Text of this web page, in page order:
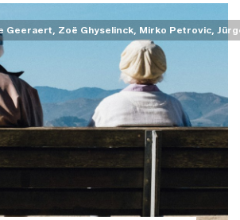
Geeraert, Zoë Ghyselinck, Mirko Petrovic,